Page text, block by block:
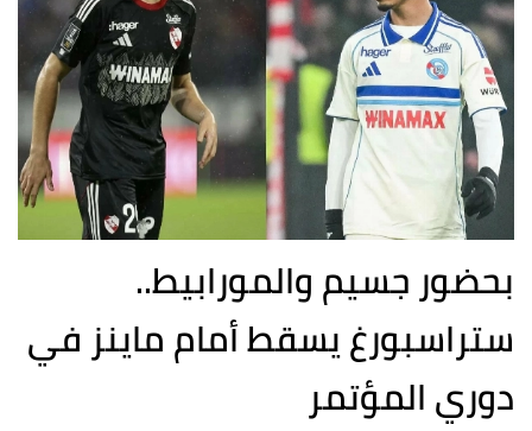
بحضور جسيم والمورابيط..
ستراسبورغ يسقط أمام ماينز في
دوري المؤتمر